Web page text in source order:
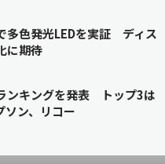
多色発光LEDを実証 ディス
に期待
ンキングを発表 トップ3は
ソン、リコー